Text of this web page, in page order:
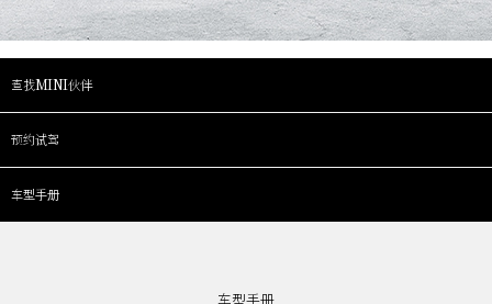
查找MINI伙伴
预约试驾
车型手册
车型手册